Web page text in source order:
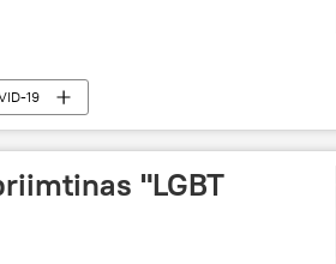
19
"LGBT